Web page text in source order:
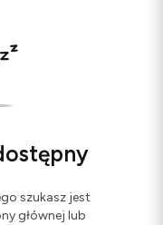
szukasz jest
głównej lub